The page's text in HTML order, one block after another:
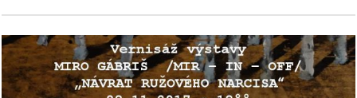
videá
vychádzky